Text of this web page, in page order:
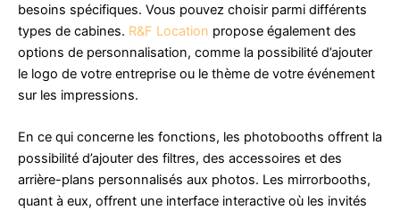
besoins spécifiques. Vous pouvez choisir parmi différents
types de cabines. R&F Location propose également des
options de personnalisation, comme la possibilité d’ajouter
le logo de votre entreprise ou le thème de votre événement
sur les impressions.
En ce qui concerne les fonctions, les photobooths offrent la
possibilité d’ajouter des filtres, des accessoires et des
arrière-plans personnalisés aux photos. Les mirrorbooths,
quant à eux, offrent une interface interactive où les invités